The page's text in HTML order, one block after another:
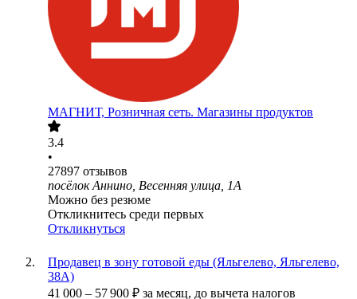
МАГНИТ, Розничная сеть. Магазины продуктов
3.4
•
27897 отзывов
посёлок Аннино, Весенняя улица, 1А
Можно без резюме
Откликнитесь среди первых
Откликнуться
Продавец в зону готовой еды (Яльгелево, Яльгелево,
38А)
41 000 – 57 900 ₽ за месяц, до вычета налогов